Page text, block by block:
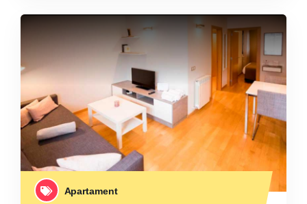
Apartament